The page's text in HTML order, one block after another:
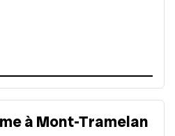
à Mont-Tramelan